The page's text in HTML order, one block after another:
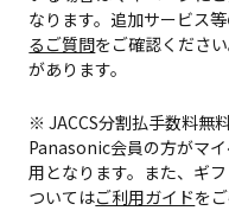
なります。追加サービス
るご質問をご確認くださ
があります。
※ JACCS分割払手数料無
Panasonic会員の方がマ
用となります。また、ギ
ついてはご利用ガイドを